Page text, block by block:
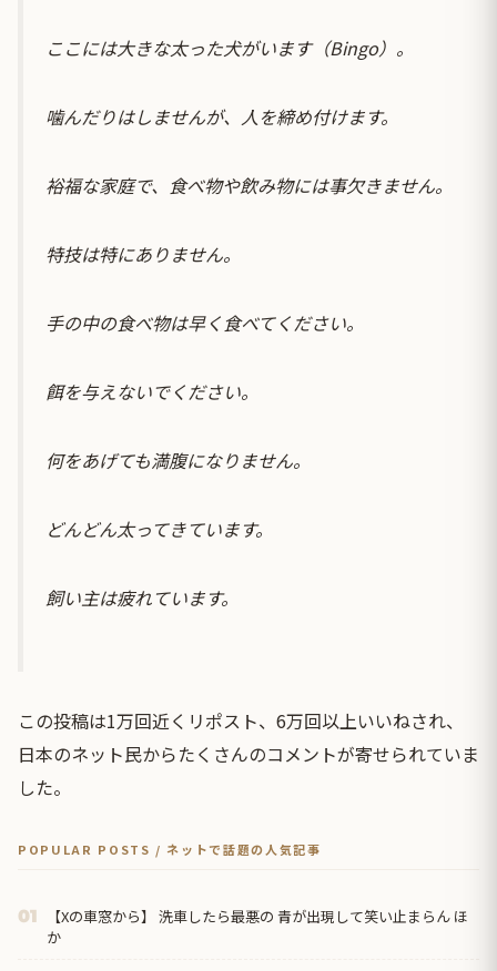
ここには大きな太った犬がいます（Bingo）。
噛んだりはしませんが、人を締め付けます。
裕福な家庭で、食べ物や飲み物には事欠きません。
特技は特にありません。
手の中の食べ物は早く食べてください。
餌を与えないでください。
何をあげても満腹になりません。
どんどん太ってきています。
飼い主は疲れています。
この投稿は1万回近くリポスト、6万回以上いいねされ、
日本のネット民からたくさんのコメントが寄せられていま
した。
POPULAR POSTS / ネットで話題の人気記事
01
【Xの車窓から】 洗車したら最悪の 青が出現して笑い止まらん ほ
か